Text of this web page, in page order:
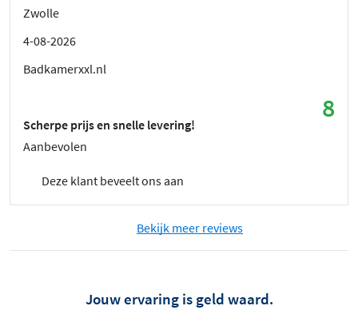
Zwolle
4-08-2026
Badkamerxxl.nl
8
Scherpe prijs en snelle levering!
Aanbevolen
Deze klant beveelt ons aan
Bekijk meer reviews
Jouw ervaring is geld waard.